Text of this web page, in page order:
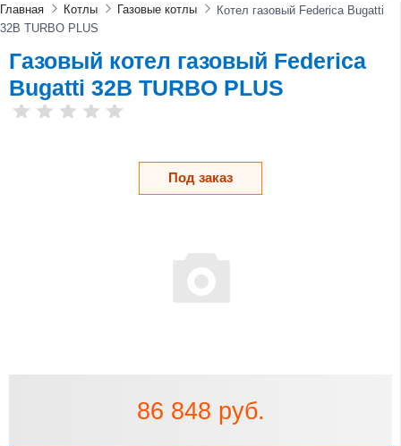
Главная Котлы Газовые котлы
Котел газовый Federica Bugatti
32B TURBO PLUS
Газовый котел газовый Federica
Bugatti 32B TURBO PLUS
Под заказ
86 848 руб.